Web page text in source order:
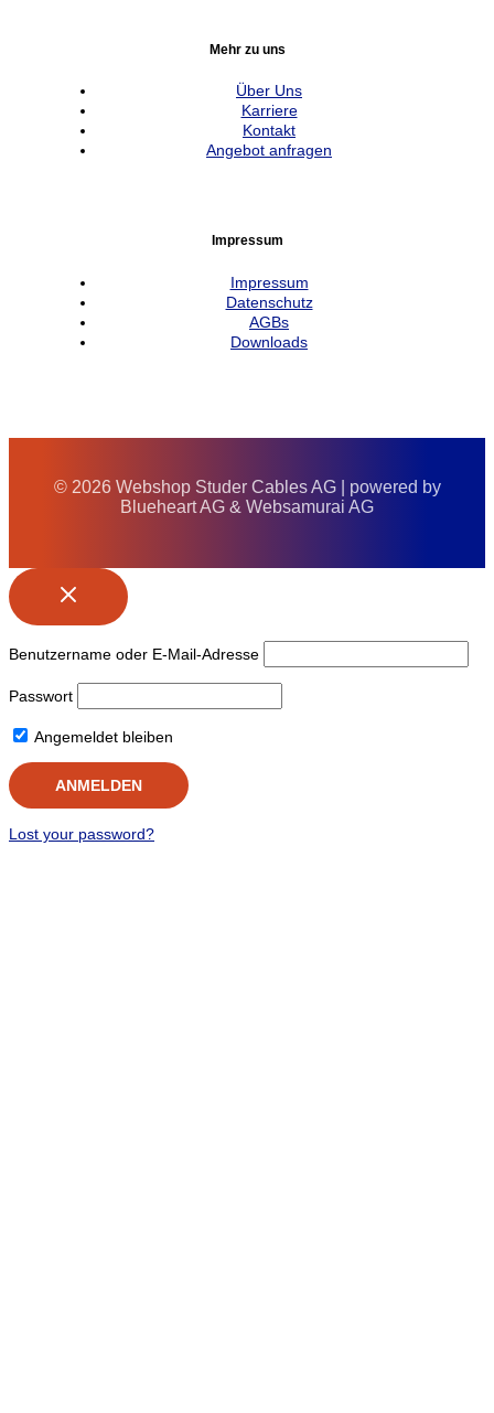
Mehr zu uns
Über Uns
Karriere
Kontakt
Angebot anfragen
Impressum
Impressum
Datenschutz
AGBs
Downloads
© 2026 Webshop Studer Cables AG | powered by
Blueheart AG & Websamurai AG
Benutzername oder E-Mail-Adresse
Passwort
Angemeldet bleiben
Lost your password?